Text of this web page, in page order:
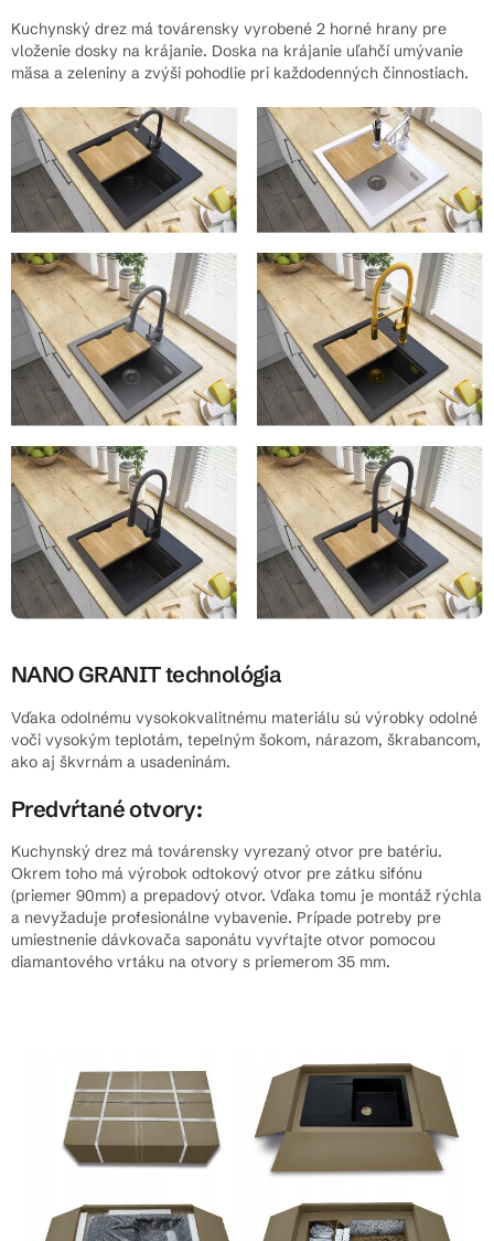
Kuchynský drez má továrensky vyrobené 2 horné hrany pre
vloženie dosky na krájanie. Doska na krájanie uľahčí umývanie
mäsa a zeleniny a zvýši pohodlie pri každodenných činnostiach.
NANO GRANIT technológia
Vďaka odolnému vysokokvalitnému materiálu sú výrobky odolné
voči vysokým teplotám, tepelným šokom, nárazom, škrabancom,
ako aj škvrnám a usadeninám.
Predvŕtané otvory:
Kuchynský drez má továrensky vyrezaný otvor pre batériu.
Okrem toho má výrobok odtokový otvor pre zátku sifónu
(priemer 90mm) a prepadový otvor. Vďaka tomu je montáž rýchla
a nevyžaduje profesionálne vybavenie. Prípade potreby pre
umiestnenie dávkovača saponátu vyvŕtajte otvor pomocou
diamantového vrtáku na otvory s priemerom 35 mm.